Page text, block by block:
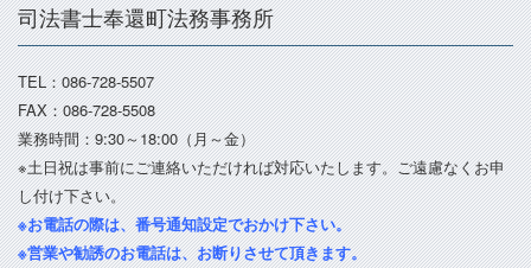
司法書士奉還町法務事務所
TEL：086-728-5507
FAX：086-728-5508
業務時間：9:30～18:00（月～金）
※土日祝は事前にご連絡いただければ対応いたします。ご遠慮なくお申
し付け下さい。
※お電話の際は、番号通知設定でおかけ下さい。
※営業や勧誘のお電話は、お断りさせて頂きます。